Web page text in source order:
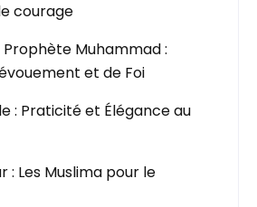
courage
Prophète Muhammad :
et de Foi
: Praticité et Élégance au
: Les Muslima pour le